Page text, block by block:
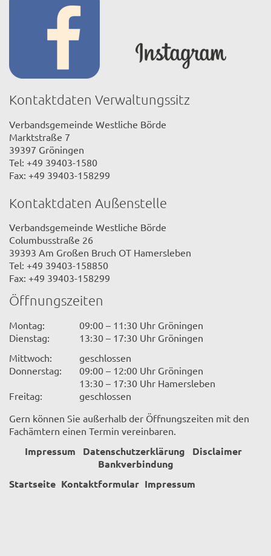
Kontaktdaten Verwaltungssitz
Verbandsgemeinde Westliche Börde
Marktstraße 7
39397 Gröningen
Tel: +49 39403-1580
Fax: +49 39403-158299
Kontaktdaten Außenstelle
Verbandsgemeinde Westliche Börde
Columbusstraße 26
39393 Am Großen Bruch OT Hamersleben
Tel: +49 39403-158850
Fax: +49 39403-158299
Öffnungszeiten
Montag:
09:00 – 11:30 Uhr Gröningen
Dienstag:
13:30 – 17:30 Uhr Gröningen
Mittwoch:
geschlossen
Donnerstag:
09:00 – 12:00 Uhr Gröningen
13:30 – 17:30 Uhr Hamersleben
Freitag:
geschlossen
Gern können Sie außerhalb der Öffnungszeiten mit den
Fachämtern einen Termin vereinbaren.
Impressum Datenschutzerklärung
Disclaimer
Bankverbindung
Startseite Kontaktformular Impressum